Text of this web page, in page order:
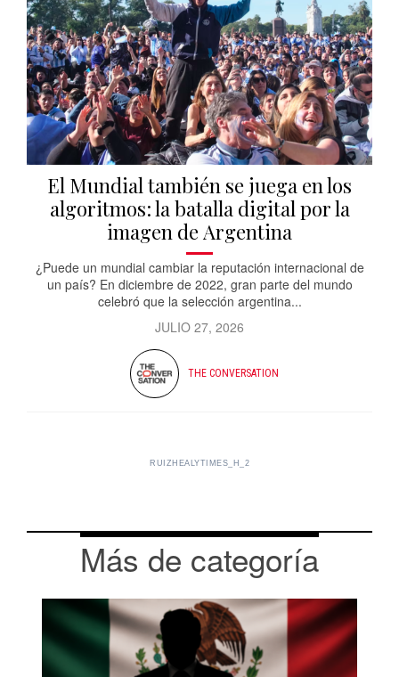
El Mundial también se juega en los
algoritmos: la batalla digital por la
imagen de Argentina
¿Puede un mundial cambiar la reputación internacional de
un país? En diciembre de 2022, gran parte del mundo
celebró que la selección argentina...
JULIO 27, 2026
THE CONVERSATION
RUIZHEALYTIMES_H_2
Más de categoría